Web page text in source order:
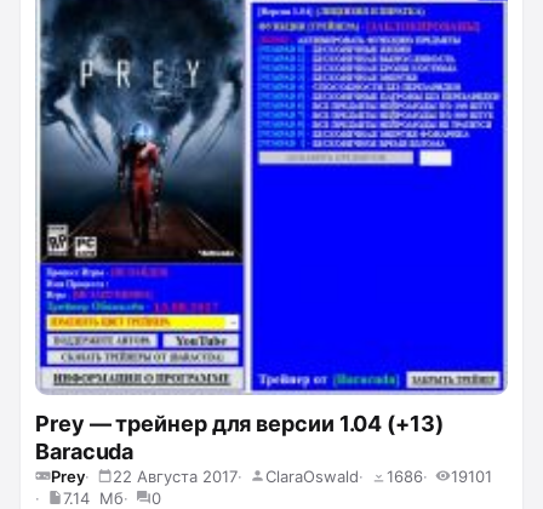
времени, убийство с одного удара.
Prey — трейнер для версии 1.04 (+13)
Baracuda
Prey 22 Августа 2017 ClaraOswald 1686
19101
7.14 Мб
0